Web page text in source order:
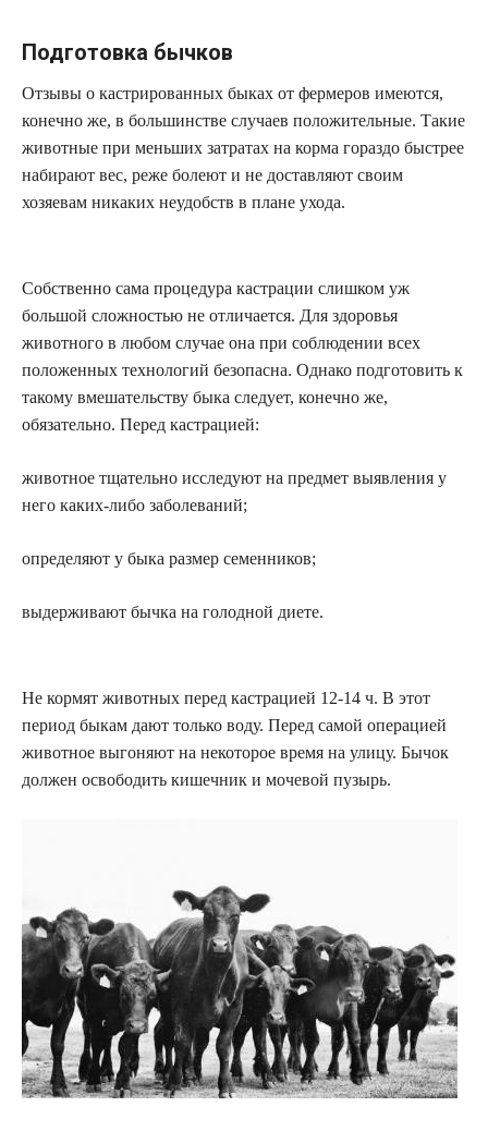
Подготовка бычков
Отзывы о кастрированных быках от фермеров имеются,
конечно же, в большинстве случаев положительные. Такие
животные при меньших затратах на корма гораздо быстрее
набирают вес, реже болеют и не доставляют своим
хозяевам никаких неудобств в плане ухода.
Собственно сама процедура кастрации слишком уж
большой сложностью не отличается. Для здоровья
животного в любом случае она при соблюдении всех
положенных технологий безопасна. Однако подготовить к
такому вмешательству быка следует, конечно же,
обязательно. Перед кастрацией:
животное тщательно исследуют на предмет выявления у
него каких-либо заболеваний;
определяют у быка размер семенников;
выдерживают бычка на голодной диете.
Не кормят животных перед кастрацией 12-14 ч. В этот
период быкам дают только воду. Перед самой операцией
животное выгоняют на некоторое время на улицу. Бычок
должен освободить кишечник и мочевой пузырь.